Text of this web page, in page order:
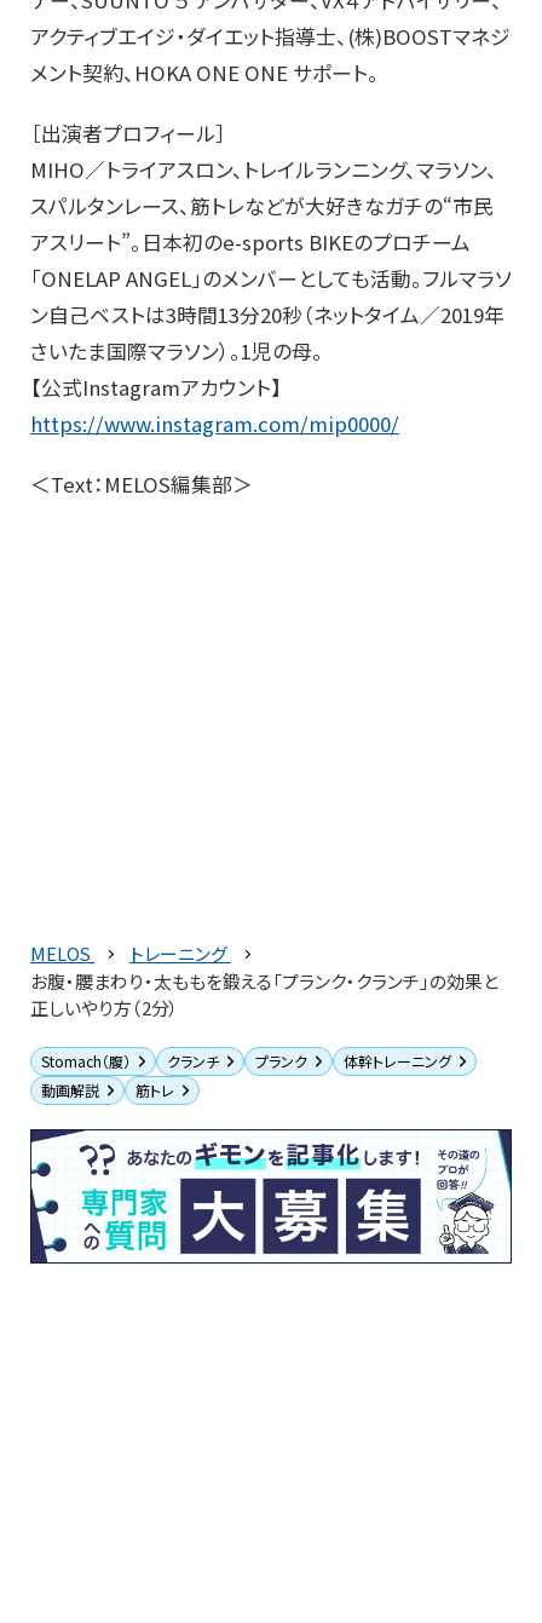
アクティブエイジ・ダイエット指導士、(株)BOOSTマネジ
メント契約、HOKA ONE ONE サポート。
［出演者プロフィール］
MIHO／トライアスロン、トレイルランニング、マラソン、
スパルタンレース、筋トレなどが大好きなガチの“市民
アスリート”。日本初のe-sports BIKEのプロチーム
「ONELAP ANGEL」のメンバーとしても活動。フルマラソ
ン自己ベストは3時間13分20秒（ネットタイム／2019年
さいたま国際マラソン）。1児の母。
【公式Instagramアカウント】
https://www.instagram.com/mip0000/
＜Text：MELOS編集部＞
MELOS
トレーニング
お腹・腰まわり・太ももを鍛える「プランク・クランチ」の効果と
正しいやり方（2分）
Stomach（腹） クランチ プランク
体幹トレーニング
動画解説
筋トレ